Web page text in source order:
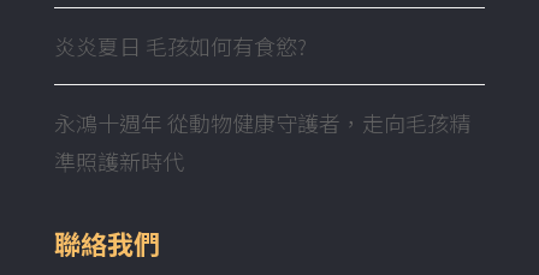
炎炎夏日 毛孩如何有食慾?
永鴻十週年 從動物健康守護者，走向毛孩精
準照護新時代
聯絡我們